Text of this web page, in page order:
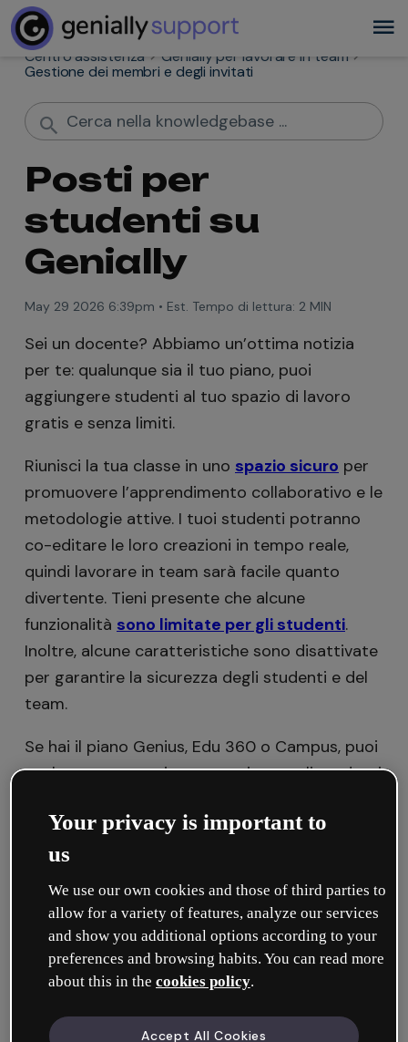
Centro assistenza
Genially per lavorare in team
Gestione dei membri e degli invitati
Posti per
studenti su
Genially
May 29 2026 6:39pm • Est. Tempo di lettura: 2 MIN
Sei un docente? Abbiamo un’ottima notizia
per te: qualunque sia il tuo piano, puoi
aggiungere studenti al tuo spazio di lavoro
gratis e senza limiti.
Riunisci la tua classe in uno spazio sicuro per
promuovere l’apprendimento collaborativo e le
metodologie attive. I tuoi studenti potranno
co-editare le loro creazioni in tempo reale,
quindi lavorare in team sarà facile quanto
divertente. Tieni presente che alcune
funzionalità sono limitate per gli studenti.
Inoltre, alcune caratteristiche sono disattivate
per garantire la sicurezza degli studenti e del
team.
Se hai il piano Genius, Edu 360 o Campus, puoi
anche creare spazi per organizzare gli studenti
loro progressi direttamente dal tuo spazio di
lavoro.
Puoi aggiungere studenti entrando nelle
Impostazioni del tuo workspace o cliccando
sul pulsante in alto nel tuo Pannello. In questo
tutorial ti spieghiamo come fare.
Your privacy is important to
us
We use our own cookies and those of third parties to
allow for a variety of features, analyze our services
and show you additional options according to your
preferences and browsing habits. You can read more
about this in the cookies policy.
Accept All Cookies